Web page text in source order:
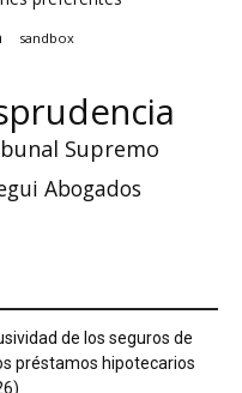
sandbox
Supremo
Abogados
de los seguros de
préstamos hipotecarios